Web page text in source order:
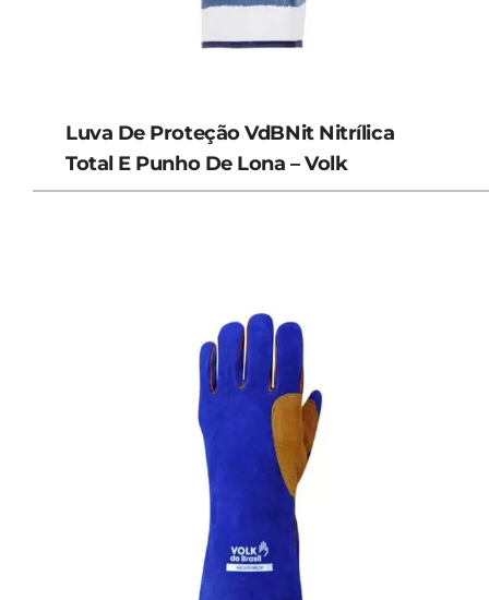
Luva De Proteção VdBNit Nitrílica
Total E Punho De Lona – Volk